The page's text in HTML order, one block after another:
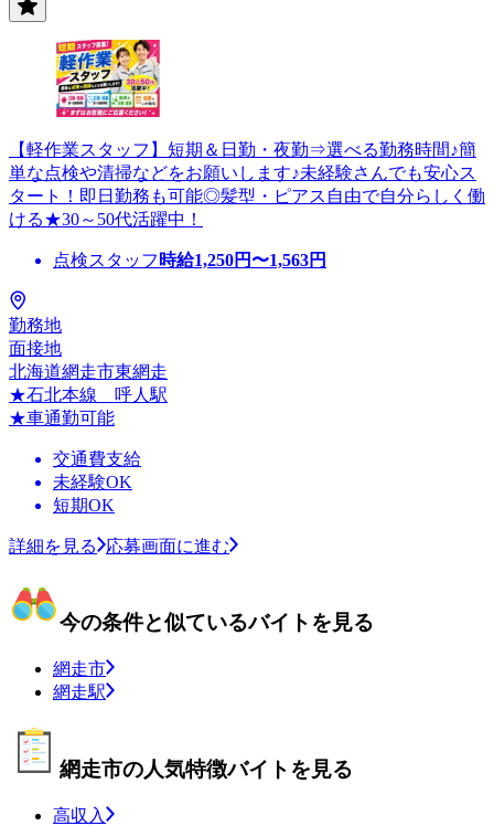
【軽作業スタッフ】短期＆日勤・夜勤⇒選べる勤務時間♪簡
単な点検や清掃などをお願いします♪未経験さんでも安心ス
タート！即日勤務も可能◎髪型・ピアス自由で自分らしく働
ける★30～50代活躍中！
点検スタッフ 時給1,250円〜1,563円
勤務地
面接地
北海道網走市東網走
★石北本線 呼人駅
★車通勤可能
交通費支給
未経験OK
短期OK
詳細を見る 応募画面に進む
今の条件と似ているバイトを見る
網走市
網走駅
網走市の人気特徴バイトを見る
高収入